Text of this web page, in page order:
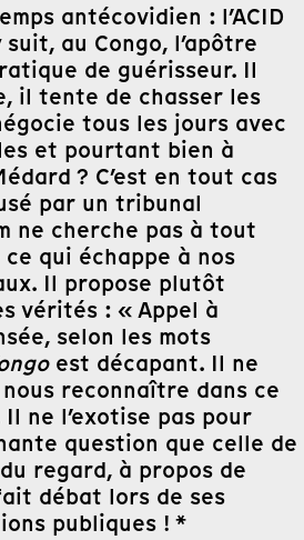
antécovidien : l’ACID
suit, au Congo, l’apôtre
de guérisseur. Il
il tente de chasser les
tous les jours avec
et pourtant bien à
? C’est en tout cas
par un tribunal
ne cherche pas à tout
qui échappe à nos
Il propose plutôt
vérités : « Appel à
selon les mots
est décapant. Il ne
reconnaître dans ce
ne l’exotise pas pour
question que celle de
regard, à propos de
débat lors de ses
publiques ! *